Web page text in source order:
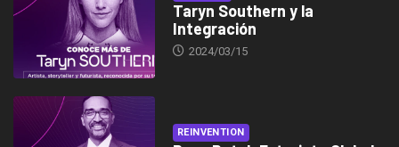
Taryn Southern y la
Integración
2024/03/15
REINVENTION